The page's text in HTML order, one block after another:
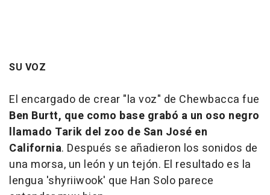
SU VOZ
El encargado de crear "la voz" de Chewbacca fue
Ben Burtt, que como base grabó a un oso negro
llamado Tarik del zoo de San José en
California. Después se añadieron los sonidos de
una morsa, un león y un tejón. El resultado es la
lengua 'shyriiwook' que Han Solo parece